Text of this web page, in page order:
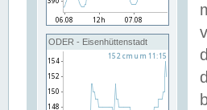
ODER - Eisenhüttenstadt